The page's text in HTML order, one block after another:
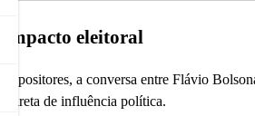
impacto eleitoral
opositores, a conversa entre Flávio
de influência política.